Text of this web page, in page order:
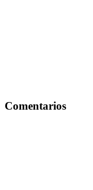
Comentarios